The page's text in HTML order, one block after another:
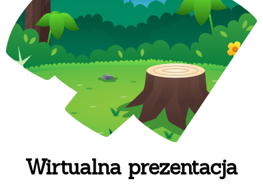
Wirtualna prezentacja